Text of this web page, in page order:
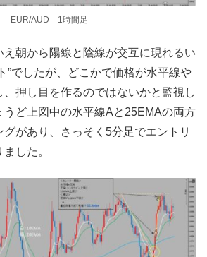
EUR/AUD 1時間足
え朝から陽線と陰線が交互に現れるい
”でしたが、どこかで価格が水平線や
押し目を作るのではないかと監視し
うど上図中の水平線Aと25EMAの両方
があり、さっそく5分足でエントリ
した。